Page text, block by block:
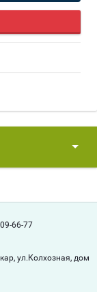
66-77
ул.Колхозная, дом